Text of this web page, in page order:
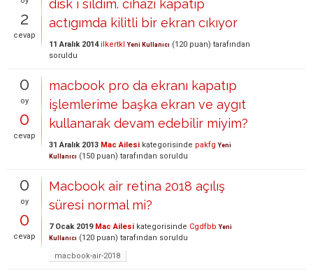
2
cevap
disk i sildim. cihazı kapatıp
actıgımda kilitli bir ekran cıkıyor
11 Aralık 2014 ilkertkl Yeni Kullanıcı (120 puan) tarafından
soruldu
0
oy
0
cevap
macbook pro da ekranı kapatıp
işlemlerime başka ekran ve aygıt
kullanarak devam edebilir miyim?
31 Aralık 2013 Mac Ailesi kategorisinde pakfg Yeni
Kullanıcı (150 puan) tarafından soruldu
0
oy
0
cevap
Macbook air retina 2018 açılış
süresi normal mi?
7 Ocak 2019 Mac Ailesi kategorisinde Cgdfbb Yeni
Kullanıcı (120 puan) tarafından soruldu
macbook-air-2018